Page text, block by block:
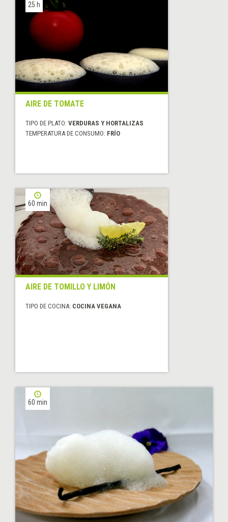
25 h
AIRE DE TOMATE
TIPO DE PLATO: VERDURAS Y HORTALIZAS
TEMPERATURA DE CONSUMO: FRÍO
60 min
AIRE DE TOMILLO Y LIMÓN
TIPO DE COCINA: COCINA VEGANA
60 min